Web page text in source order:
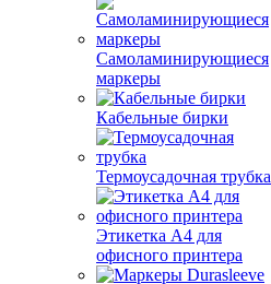
Самоламинирующиеся
маркеры
Кабельные бирки
Термоусадочная трубка
Этикетка А4 для
офисного принтера